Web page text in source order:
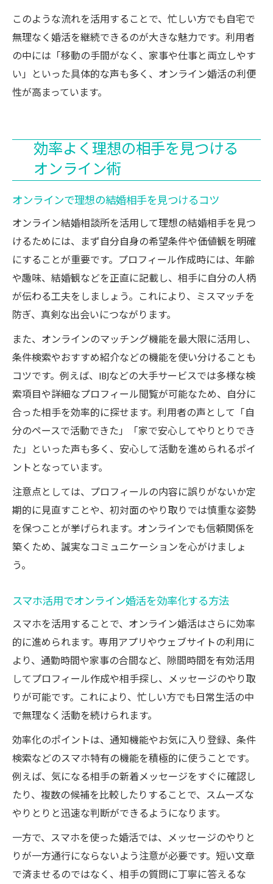
このような流れを活用することで、忙しい方でも自宅で
無理なく婚活を継続できるのが大きな魅力です。利用者
の中には「移動の手間がなく、家事や仕事と両立しやす
い」といった具体的な声も多く、オンライン婚活の利便
性が高まっています。
効率よく理想の相手を見つける
オンライン術
オンラインで理想の結婚相手を見つけるコツ
オンライン結婚相談所を活用して理想の結婚相手を見つ
けるためには、まず自分自身の希望条件や価値観を明確
にすることが重要です。プロフィール作成時には、年齢
や趣味、結婚観などを正直に記載し、相手に自分の人柄
が伝わる工夫をしましょう。これにより、ミスマッチを
防ぎ、真剣な出会いにつながります。
また、オンラインのマッチング機能を最大限に活用し、
条件検索やおすすめ紹介などの機能を使い分けることも
コツです。例えば、IBJなどの大手サービスでは多様な検
索項目や詳細なプロフィール閲覧が可能なため、自分に
合った相手を効率的に探せます。利用者の声として「自
分のペースで活動できた」「家で安心してやりとりでき
た」といった声も多く、安心して活動を進められるポイ
ントとなっています。
注意点としては、プロフィールの内容に誤りがないか定
期的に見直すことや、初対面のやり取りでは慎重な姿勢
を保つことが挙げられます。オンラインでも信頼関係を
築くため、誠実なコミュニケーションを心がけましょ
う。
スマホ活用でオンライン婚活を効率化する方法
スマホを活用することで、オンライン婚活はさらに効率
的に進められます。専用アプリやウェブサイトの利用に
より、通勤時間や家事の合間など、隙間時間を有効活用
してプロフィール作成や相手探し、メッセージのやり取
りが可能です。これにより、忙しい方でも日常生活の中
で無理なく活動を続けられます。
効率化のポイントは、通知機能やお気に入り登録、条件
検索などのスマホ特有の機能を積極的に使うことです。
例えば、気になる相手の新着メッセージをすぐに確認し
たり、複数の候補を比較したりすることで、スムーズな
やりとりと迅速な判断ができるようになります。
一方で、スマホを使った婚活では、メッセージのやりと
りが一方通行にならないよう注意が必要です。短い文章
で済ませるのではなく、相手の質問に丁寧に答えるな